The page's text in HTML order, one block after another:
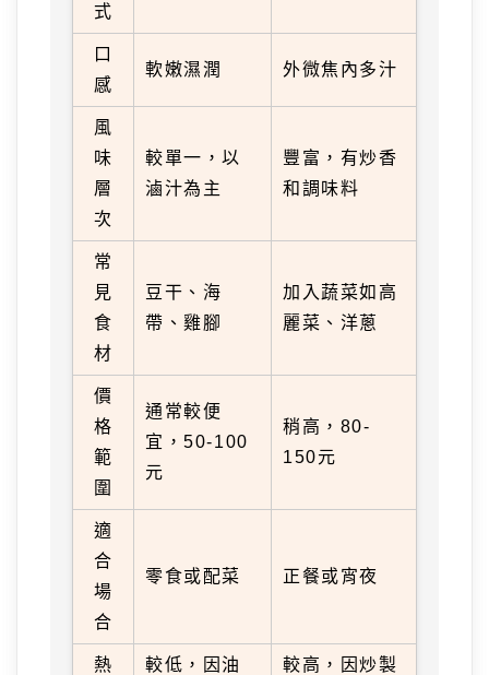
式
口
感
軟嫩濕潤 外微焦內多汁
風
味
層
次
較單一，以
滷汁為主
豐富，有炒香
和調味料
常
見
食
材
豆干、海
帶、雞腳
加入蔬菜如高
麗菜、洋蔥
價
格
範
圍
通常較便
宜，50-100
元
稍高，80-
150元
適
合
場
合
零食或配菜 正餐或宵夜
熱
較低，因油
較高，因炒製